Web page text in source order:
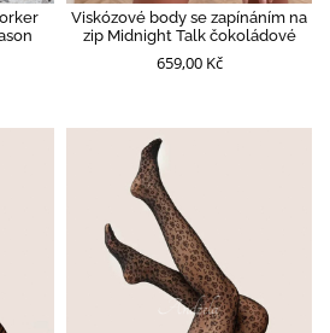
Viskózové body se zapínáním na
zip Midnight Talk čokoládové
659,00 Kč